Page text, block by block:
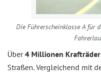
Die Führerscheinklasse A für
Über4 Millionen Krafträder
Straßen. Vergleichend mit